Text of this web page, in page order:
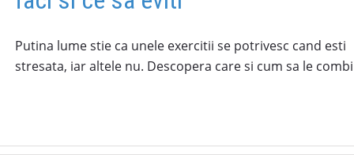
Putina lume stie ca unele exercitii se potrivesc cand esti
stresata, iar altele nu. Descopera care si cum sa le